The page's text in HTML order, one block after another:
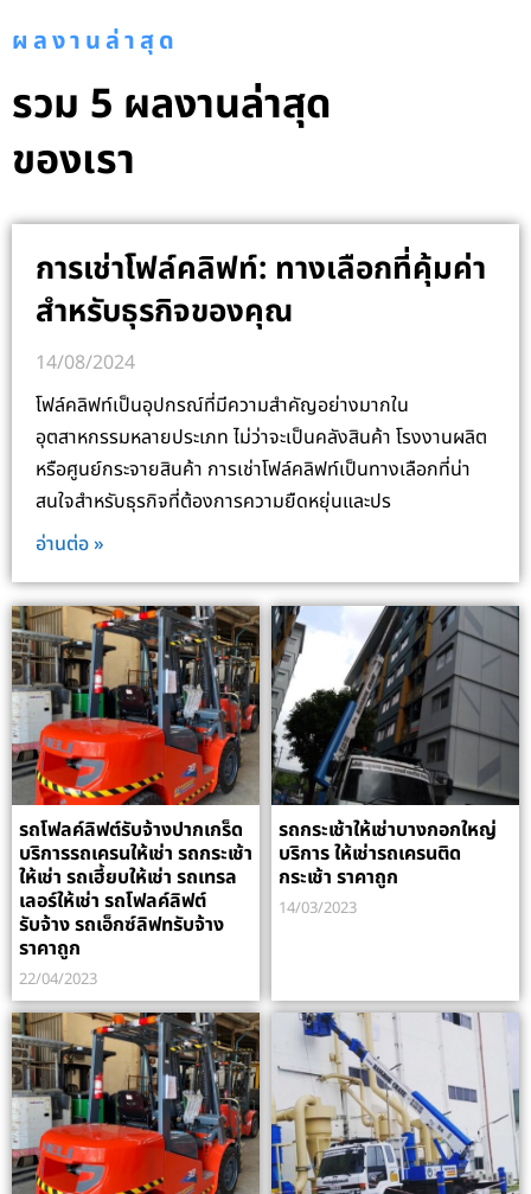
ผลงานล่าสุด
รวม 5 ผลงานล่าสุด
ของเรา
การเช่าโฟล์คลิฟท์: ทางเลือกที่คุ้มค่า
สำหรับธุรกิจของคุณ
14/08/2024
โฟล์คลิฟท์เป็นอุปกรณ์ที่มีความสำคัญอย่างมากใน
อุตสาหกรรมหลายประเภท ไม่ว่าจะเป็นคลังสินค้า โรงงานผลิต
หรือศูนย์กระจายสินค้า การเช่าโฟล์คลิฟท์เป็นทางเลือกที่น่า
สนใจสำหรับธุรกิจที่ต้องการความยืดหยุ่นและปร
อ่านต่อ »
รถโฟลค์ลิฟต์รับจ้างปากเกร็ด
บริการรถเครนให้เช่า รถกระเช้า
ให้เช่า รถเฮี้ยบให้เช่า รถเทรล
เลอร์ให้เช่า รถโฟลค์ลิฟต์
รับจ้าง รถเอ็กซ์ลิฟทรับจ้าง
ราคาถูก
22/04/2023
รถกระเช้าให้เช่าบางกอกใหญ่
บริการ ให้เช่ารถเครนติด
กระเช้า ราคาถูก
14/03/2023